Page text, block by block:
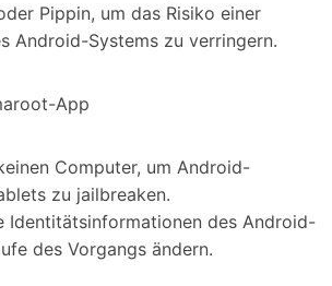
Pippin, um das Risiko einer
Android-Systems zu verringern.
App
Computer, um Android-
zu jailbreaken.
Identitätsinformationen des Android-
des Vorgangs ändern.